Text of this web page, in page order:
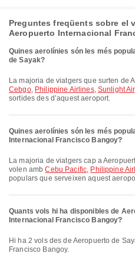
Preguntes freqüents sobre el
Aeropuerto Internacional
Quines aerolínies són les més
de Sayak?
La majoria de viatgers que surten de
Cebgo, Philippine Airlines, Sunlight Air
sortides des d’aquest aeroport.
Quines aerolínies són les més
Internacional Francisco Bangoy?
La majoria de viatgers cap a Aeropuerto Internacional Francisco Bangoy
volen ambCebu Pacific, Philippine
populars que serveixen aquest
Quants vols hi ha disponibles de
Internacional Francisco Bangoy?
Hi ha 2 vols des de Aeropuerto de Sayak fins a Aeropuerto Internacional
Francisco Bangoy.